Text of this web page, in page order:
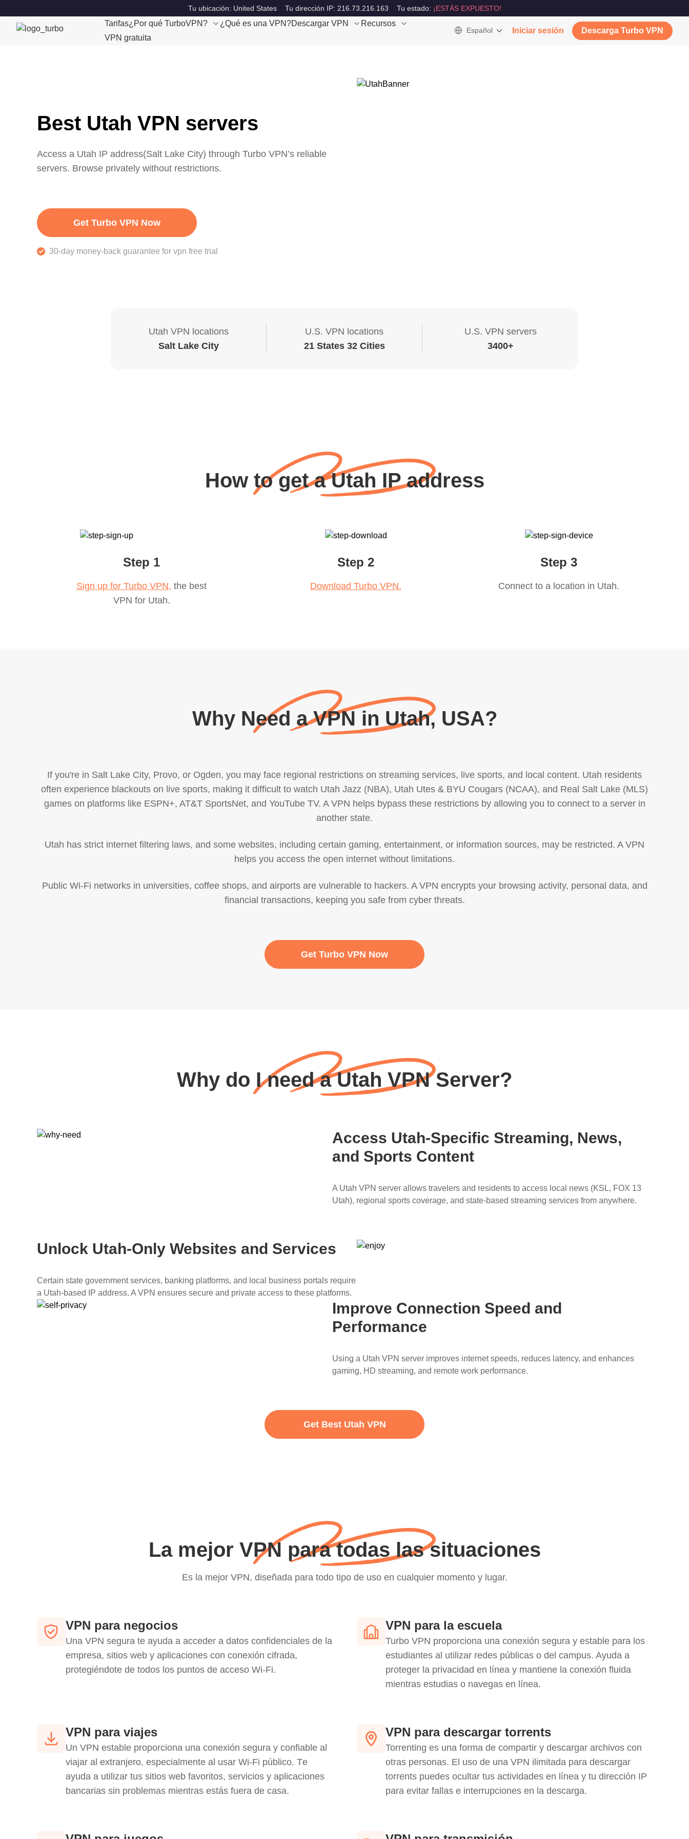
Tu ubicación: United States Tu dirección IP: 216.73.216.163 Tu estado: ¡ESTÁS EXPUESTO!
Tarifas¿Por qué TurboVPN? ¿Qué es una VPN?Descargar VPN
Recursos
VPN gratuita
Español Iniciar sesión Descarga Turbo VPN
Best Utah VPN servers
Access a Utah IP address(Salt Lake City) through Turbo VPN’s reliable
servers. Browse privately without restrictions.
Get Turbo VPN Now
30-day money-back guarantee for vpn free trial
Utah VPN locations
Salt Lake City
U.S. VPN locations
21 States 32 Cities
U.S. VPN servers
3400+
How to get a Utah IP address
Step 1
Sign up for Turbo VPN, the best
VPN for Utah.
Step 2
Download Turbo VPN.
Step 3
Connect to a location in Utah.
Why Need a VPN in Utah, USA?
If you're in Salt Lake City, Provo, or Ogden, you may face regional restrictions on streaming services, live sports, and local content. Utah residents
often experience blackouts on live sports, making it difficult to watch Utah Jazz (NBA), Utah Utes & BYU Cougars (NCAA), and Real Salt Lake (MLS)
games on platforms like ESPN+, AT&T SportsNet, and YouTube TV. A VPN helps bypass these restrictions by allowing you to connect to a server in
another state.
Utah has strict internet filtering laws, and some websites, including certain gaming, entertainment, or information sources, may be restricted. A VPN
helps you access the open internet without limitations.
Public Wi-Fi networks in universities, coffee shops, and airports are vulnerable to hackers. A VPN encrypts your browsing activity, personal data, and
financial transactions, keeping you safe from cyber threats.
Get Turbo VPN Now
Why do I need a Utah VPN Server?
Access Utah-Specific Streaming, News,
and Sports Content
A Utah VPN server allows travelers and residents to access local news (KSL, FOX 13
Utah), regional sports coverage, and state-based streaming services from anywhere.
Unlock Utah-Only Websites and Services
Certain state government services, banking platforms, and local business portals require
a Utah-based IP address. A VPN ensures secure and private access to these platforms.
Improve Connection Speed and
Performance
Using a Utah VPN server improves internet speeds, reduces latency, and enhances
gaming, HD streaming, and remote work performance.
Get Best Utah VPN
La mejor VPN para todas las situaciones
Es la mejor VPN, diseñada para todo tipo de uso en cualquier momento y lugar.
VPN para negocios
Una VPN segura te ayuda a acceder a datos confidenciales de la
empresa, sitios web y aplicaciones con conexión cifrada,
protegiéndote de todos los puntos de acceso Wi-Fi.
VPN para la escuela
Turbo VPN proporciona una conexión segura y estable para los
estudiantes al utilizar redes públicas o del campus. Ayuda a
proteger la privacidad en línea y mantiene la conexión fluida
mientras estudias o navegas en línea.
VPN para viajes
Un VPN estable proporciona una conexión segura y confiable al
viajar al extranjero, especialmente al usar Wi-Fi público. Te
ayuda a utilizar tus sitios web favoritos, servicios y aplicaciones
bancarias sin problemas mientras estás fuera de casa.
VPN para descargar torrents
Torrenting es una forma de compartir y descargar archivos con
otras personas. El uso de una VPN ilimitada para descargar
torrents puedes ocultar tus actividades en línea y tu dirección IP
para evitar fallas e interrupciones en la descarga.